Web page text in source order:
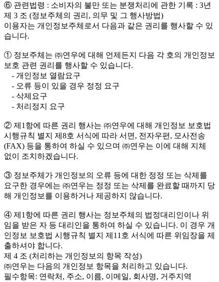
⑥ 관련법령 : 소비자의 불만 또는 분쟁처리에 관한 기록 : 3년
제 3 조 (정보주체의 권리, 의무 및 그 행사방법)
이용자는 개인정보주체로서 다음과 같은 권리를 행사할 수 있
습니다.
① 정보주체는 ㈜연우에 대해 언제든지 다음 각 호의 개인정보
보호 관련 권리를 행사할 수 있습니다.
- 개인정보 열람요구
- 오류 등이 있을 경우 정정 요구
- 삭제요구
- 처리정지 요구
② 제1항에 따른 권리 행사는 ㈜연우에 대해 개인정보 보호법
시행규칙 별지 제8호 서식에 따라 서면, 전자우편, 모사전송
(FAX) 등을 통하여 하실 수 있으며 ㈜연우는 이에 대해 지체
없이 조치하겠습니다.
③ 정보주체가 개인정보의 오류 등에 대한 정정 또는 삭제를
요구한 경우에는 ㈜연우는 정정 또는 삭제를 완료할 때까지 당
해 개인정보를 이용하거나 제공하지 않습니다.
④ 제1항에 따른 권리 행사는 정보주체의 법정대리인이나 위
임을 받은 자 등 대리인을 통하여 하실 수 있습니다. 이 경우 개
인정보 보호법 시행규칙 별지 제11호 서식에 따른 위임장을 제
출하셔야 합니다.
제 4 조 (처리하는 개인정보의 항목 작성)
㈜연우는 다음의 개인정보 항목을 처리하고 있습니다.
필수항목: 연락처, 주소, 이름, 이메일, 회사명, 거주지역